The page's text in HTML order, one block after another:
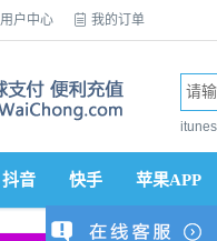
用户中心  我的订单
抖音 快手 苹果APP